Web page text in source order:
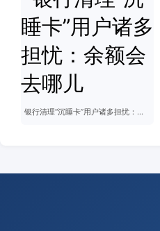
银行清理“沉睡卡”用户诸多担忧：余额会去哪儿